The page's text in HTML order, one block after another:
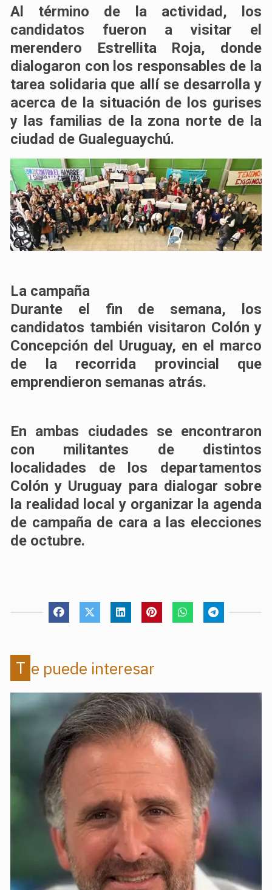
Al término de la actividad, los
candidatos fueron a visitar el
merendero Estrellita Roja, donde
dialogaron con los responsables de la
tarea solidaria que allí se desarrolla y
acerca de la situación de los gurises
y las familias de la zona norte de la
ciudad de Gualeguaychú.
La campaña
Durante el fin de semana, los
candidatos también visitaron Colón y
Concepción del Uruguay, en el marco
de la recorrida provincial que
emprendieron semanas atrás.
En ambas ciudades se encontraron
con militantes de distintos
localidades de los departamentos
Colón y Uruguay para dialogar sobre
la realidad local y organizar la agenda
de campaña de cara a las elecciones
de octubre.
Te puede interesar